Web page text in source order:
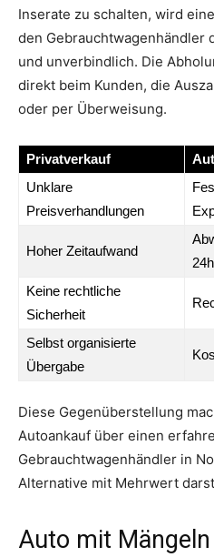
Inserate zu schalten, wird
den Gebrauchtwagenhändler
und unverbindlich. Die
direkt beim Kunden, die
oder per Überweisung.
Privatverkauf
Unklare
Preisverhandlungen
Hoher Zeitaufwand
24h
Keine rechtliche
Sicherheit
Selbst organisierte
Übergabe
Diese Gegenüberstellung
Autoankauf über einen
Gebrauchtwagenhändler in
Alternative mit Mehrwert
Auto mit